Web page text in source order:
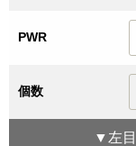
PWR
個数
▼ 左目